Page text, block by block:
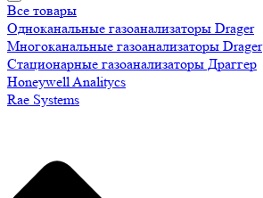
Все товары
Одноканальные газоанализаторы Drager
Многоканальные газоанализаторы Drager
Стационарные газоанализаторы Драггер
Honeywell Analitycs
Rae Systems